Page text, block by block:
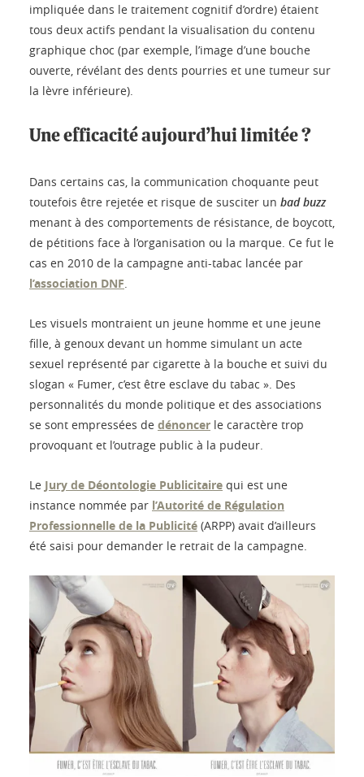
impliquée dans le traitement cognitif d’ordre) étaient
tous deux actifs pendant la visualisation du contenu
graphique choc (par exemple, l’image d’une bouche
ouverte, révélant des dents pourries et une tumeur sur
la lèvre inférieure).
Une efficacité aujourd’hui limitée ?
Dans certains cas, la communication choquante peut
toutefois être rejetée et risque de susciter un bad buzz
menant à des comportements de résistance, de boycott,
de pétitions face à l’organisation ou la marque. Ce fut le
cas en 2010 de la campagne anti-tabac lancée par
l’association DNF
Les visuels montraient un jeune homme et une jeune
fille, à genoux devant un homme simulant un acte
sexuel représenté par cigarette à la bouche et suivi du
slogan « Fumer, c’est être esclave du tabac ». Des
personnalités du monde politique et des associations
se sont empressées de dénoncer le caractère trop
provoquant et l’outrage public à la pudeur.
Le Jury de Déontologie Publicitaire qui est une
instance nommée par l’Autorité de Régulation
Professionnelle de la Publicité (ARPP) avait d’ailleurs
été saisi pour demander le retrait de la campagne.